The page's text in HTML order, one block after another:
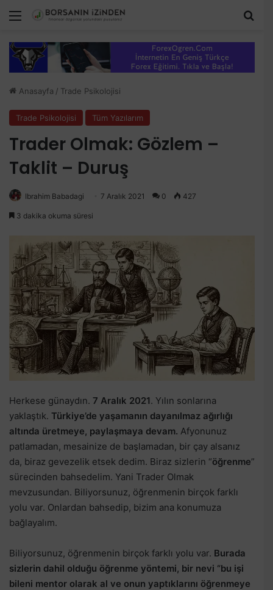
Menü
Anasayfa / Trade Psikolojisi
Trade Psikolojisi Tüm Yazılarım
Trader Olmak: Gözlem –
Taklit – Duruş
Ibrahim Babadagi 7 Aralık 2021 0 427
3 dakika okuma süresi
Herkese günaydın. 7 Aralık 2021. Yılın sonlarına
yaklaştık. Türkiye’de yaşamanın dayanılmaz ağırlığı
altında üretmeye, paylaşmaya devam. Afyonunuz
patlamadan, mesainize de başlamadan, bir çay alsanız
da, biraz gevezelik etsek dedim. Biraz sizlerin “öğrenme”
sürecinden bahsedelim. Yani Trader Olmak
mevzusundan. Biliyorsunuz, öğrenmenin birçok farklı
yolu var. Onlardan bahsedip, bizim ana konumuza
bağlayalım.
Biliyorsunuz, öğrenmenin birçok farklı yolu var. Burada
sizlerin dahil olduğu öğrenme yöntemi, bir nevi “bu işi
bileni mentor olarak al ve onun yaptıklarını öğrenmeye